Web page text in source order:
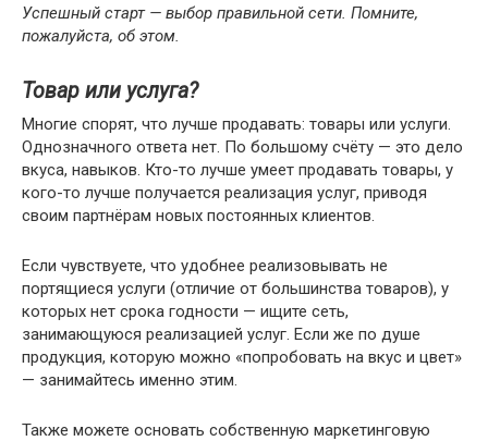
Успешный старт — выбор правильной сети. Помните,
пожалуйста, об этом.
Товар или услуга?
Многие спорят, что лучше продавать: товары или услуги.
Однозначного ответа нет. По большому счёту — это дело
вкуса, навыков. Кто-то лучше умеет продавать товары, у
кого-то лучше получается реализация услуг, приводя
своим партнёрам новых постоянных клиентов.
Если чувствуете, что удобнее реализовывать не
портящиеся услуги (отличие от большинства товаров), у
которых нет срока годности — ищите сеть,
занимающуюся реализацией услуг. Если же по душе
продукция, которую можно «попробовать на вкус и цвет»
— занимайтесь именно этим.
Также можете основать собственную маркетинговую